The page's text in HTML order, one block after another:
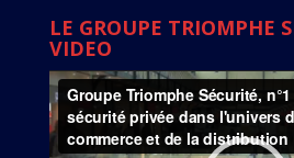
LE GROUPE TRIOMPHE
VIDEO
Lecteur
vidéo